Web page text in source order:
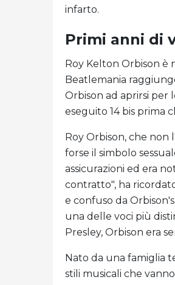
infarto.
Primi anni di
Roy Kelton Orbison è
Beatlemania
Orbison ad aprirsi per
eseguito 14 bis prima
Roy Orbison, che non
forse il simbolo
assicurazioni ed era
contratto", ha
e confuso da
una delle voci più
Presley, Orbison era
Nato da una famiglia
stili musicali che